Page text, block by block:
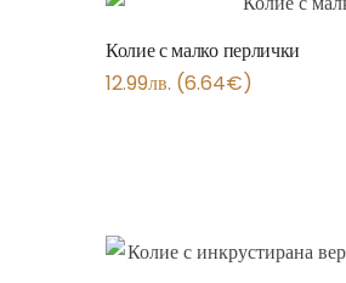
Колие с малко перлички
12.99лв. (6.64€)